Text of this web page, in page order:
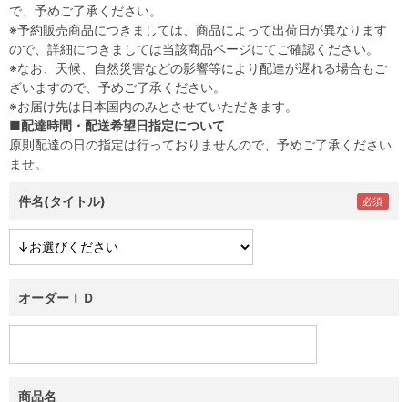
で、予めご了承ください。
※予約販売商品につきましては、商品によって出荷日が異なります
ので、詳細につきましては当該商品ページにてご確認ください。
※なお、天候、自然災害などの影響等により配達が遅れる場合もご
ざいますので、予めご了承ください。
※お届け先は日本国内のみとさせていただきます。
■配達時間・配送希望日指定について
原則配達の日の指定は行っておりませんので、予めご了承ください
ませ。
件名(タイトル)
オーダーＩＤ
商品名